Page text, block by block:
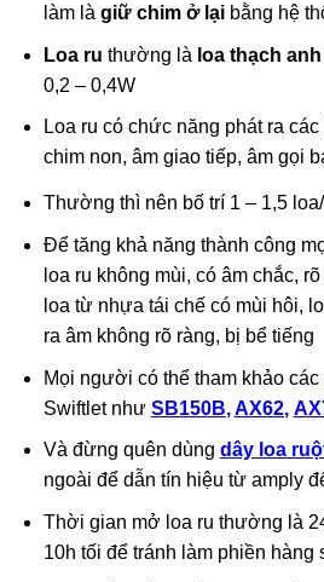
làm là giữ chim ở lạibằng hệ
Loa ru thường là loa thạch anh
0,2 – 0,4W
Loa ru có chức năng phát ra
chim non, âm giao tiếp, âm gọi
Thường thì nên bố trí 1 – 1,5
Để tăng khả năng thành công
loa ru không mùi, có âm chắc,
loa từ nhựa tái chế có mùi hôi,
ra âm không rõ ràng, bị bể tiếng
Mọi người có thể tham khảo
Swiftlet như SB150B,AX62,
Và đừng quên dùng dây loa
ngoài để dẫn tín hiệu từ amply
Thời gian mở loa ru thường là
10h tối để tránh làm phiền hàng